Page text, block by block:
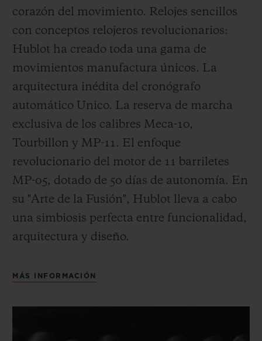
corazón del movimiento. Relojes sencillos
con conceptos relojeros revolucionarios:
Hublot ha creado toda una gama de
movimientos manufactura únicos. La
arquitectura inédita del cronógrafo
automático Unico. La reserva de marcha
exclusiva de los calibres Meca-10,
Tourbillon y MP-11. El enfoque
revolucionario del motor de 11 barriletes
MP-05, dotado de 50 días de autonomía. En
su "Arte de la Fusión", Hublot lleva a cabo
una simbiosis perfecta entre funcionalidad,
arquitectura y diseño.
MÁS INFORMACIÓN